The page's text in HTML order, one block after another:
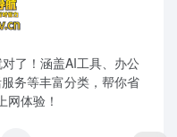
了！涵盖AI工具、办公
务等丰富分类，帮你省
网体验！